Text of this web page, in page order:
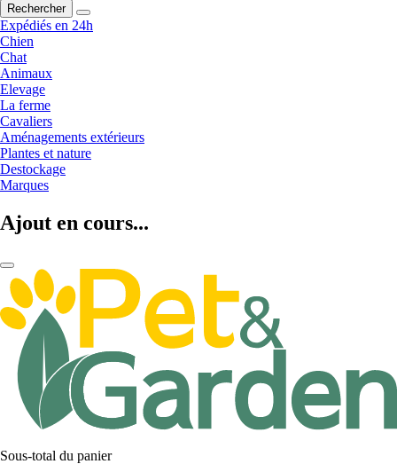
Rechercher
Expédiés en 24h
Chien
Chat
Animaux
Elevage
La ferme
Cavaliers
Aménagements extérieurs
Plantes et nature
Destockage
Marques
Ajout en cours...
Sous-total du panier